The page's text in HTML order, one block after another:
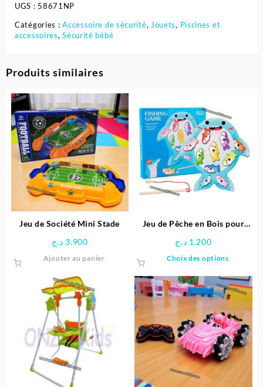
UGS : 58671NP
Catégories :Accessoire de sécurité, Jouets, Piscines et
accessoires,Sécurité bébé
Produits similaires
Jeu de Société Mini Stade
3.900 د.ج
Ajouter au panier
Jeu de Pêche en Bois pour
1.200 د.ج
Choix des options
a
Les
options
être